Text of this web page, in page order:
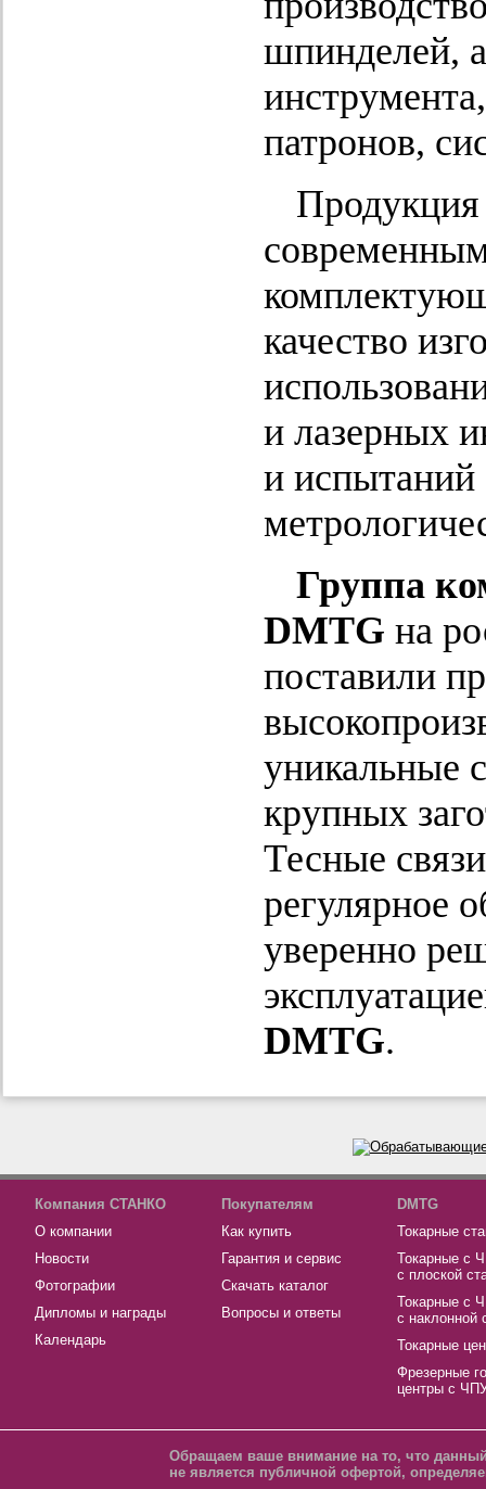
шпинделей,
патронов,
качество
и лазерных
и испытаний
Группа
DMTG на
поставили
уникальные
крупных
Тесные
регулярное
уверенно
DMTG.
Компания СТАНКО
О компании
Новости
Фотографии
Дипломы и награды
Календарь
Покупателям
Как купить
Гарантия и сервис
Скачать каталог
Вопросы и ответы
DMTG
Токарные
Токарные с
с плоской
Токарные с
с наклонной
Токарные
Фрезерные
центры с
Обращаем ваше внимание на то, что
не является публичной офертой,